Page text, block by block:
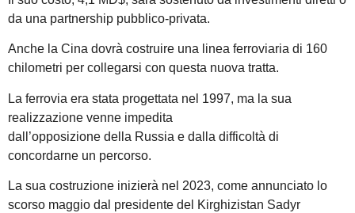
da una partnership pubblico-privata.
Anche la Cina dovrà costruire una linea ferroviaria di 160
chilometri per collegarsi con questa nuova tratta.
La ferrovia era stata progettata nel 1997, ma la sua
realizzazione venne impedita
dall’opposizione della Russia e dalla difficoltà di
concordarne un percorso.
La sua costruzione inizierà nel 2023, come annunciato lo
scorso maggio dal presidente del Kirghizistan Sadyr